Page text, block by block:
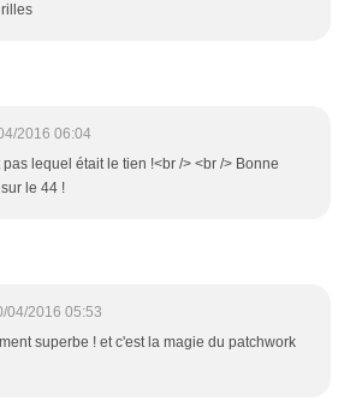
2016 06:04
lequel était le tien !<br /> <br /> Bonne
le 44 !
04/2016 05:53
superbe ! et c'est la magie du patchwork